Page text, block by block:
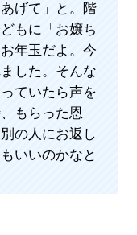
げて」と。階
もに「お嬢ち
年玉だよ。今
した。そんな
ていたら声を
もらった恩
の人にお返し
いいのかなと